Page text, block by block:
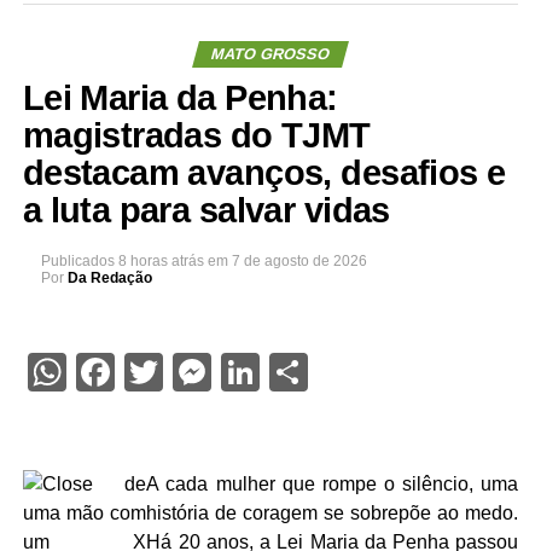
MATO GROSSO
Lei Maria da Penha:
magistradas do TJMT
destacam avanços, desafios e
a luta para salvar vidas
Publicados 8 horas atrás em 7 de agosto de 2026
Por Da Redação
WhatsApp
Facebook
Twitter
Messenger
LinkedIn
Share
A cada mulher que rompe o silêncio, uma
história de coragem se sobrepõe ao medo.
Há 20 anos, a Lei Maria da Penha passou